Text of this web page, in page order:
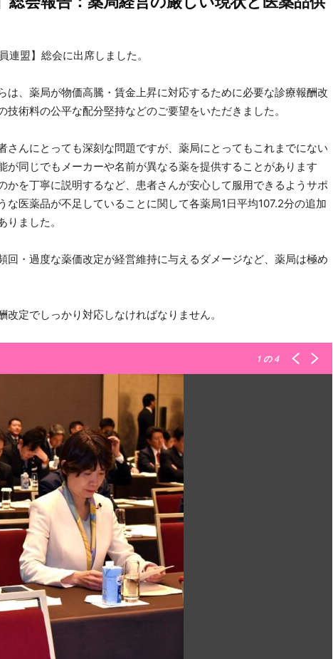
連盟】総会に出席しました。
は、薬局が物価高騰・賃金上昇に対応するために必要な診療報酬改
術料の公平な配分堅持などのご要望をいただきました。
さんにとっても深刻な問題ですが、薬局にとってもこれまでにない
が同じでもメーカーや名前が異なる薬を提供することがあります
かを丁寧に説明するなど、患者さんが安心して服用できるようサポ
な医薬品が不足していることに関して各薬局1日平均107.2分の追加
ました。
回・過度な薬価改定が経営維持に与えるダメージなど、薬局は極め
定でしっかり対応しなければなりません。
1 の 4